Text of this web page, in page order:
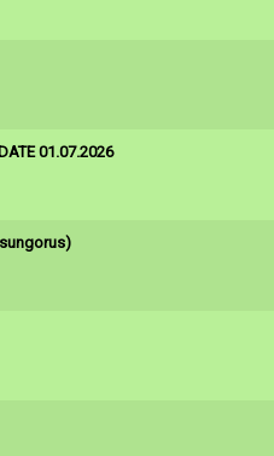
01.07.2026